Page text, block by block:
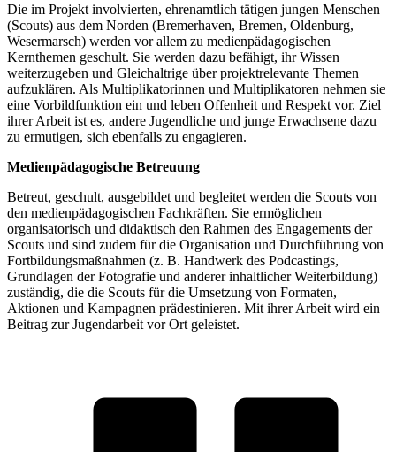
Die im Projekt involvierten, ehrenamtlich tätigen jungen Menschen
(Scouts) aus dem Norden (Bremerhaven, Bremen, Oldenburg,
Wesermarsch) werden vor allem zu medienpädagogischen
Kernthemen geschult. Sie werden dazu befähigt, ihr Wissen
weiterzugeben und Gleichaltrige über projektrelevante Themen
aufzuklären. Als Multiplikatorinnen und Multiplikatoren nehmen sie
eine Vorbildfunktion ein und leben Offenheit und Respekt vor. Ziel
ihrer Arbeit ist es, andere Jugendliche und junge Erwachsene dazu
zu ermutigen, sich ebenfalls zu engagieren.
Medienpädagogische Betreuung
Betreut, geschult, ausgebildet und begleitet werden die Scouts von
den medienpädagogischen Fachkräften. Sie ermöglichen
organisatorisch und didaktisch den Rahmen des Engagements der
Scouts und sind zudem für die Organisation und Durchführung von
Fortbildungsmaßnahmen (z. B. Handwerk des Podcastings,
Grundlagen der Fotografie und anderer inhaltlicher Weiterbildung)
zuständig, die die Scouts für die Umsetzung von Formaten,
Aktionen und Kampagnen prädestinieren. Mit ihrer Arbeit wird ein
Beitrag zur Jugendarbeit vor Ort geleistet.